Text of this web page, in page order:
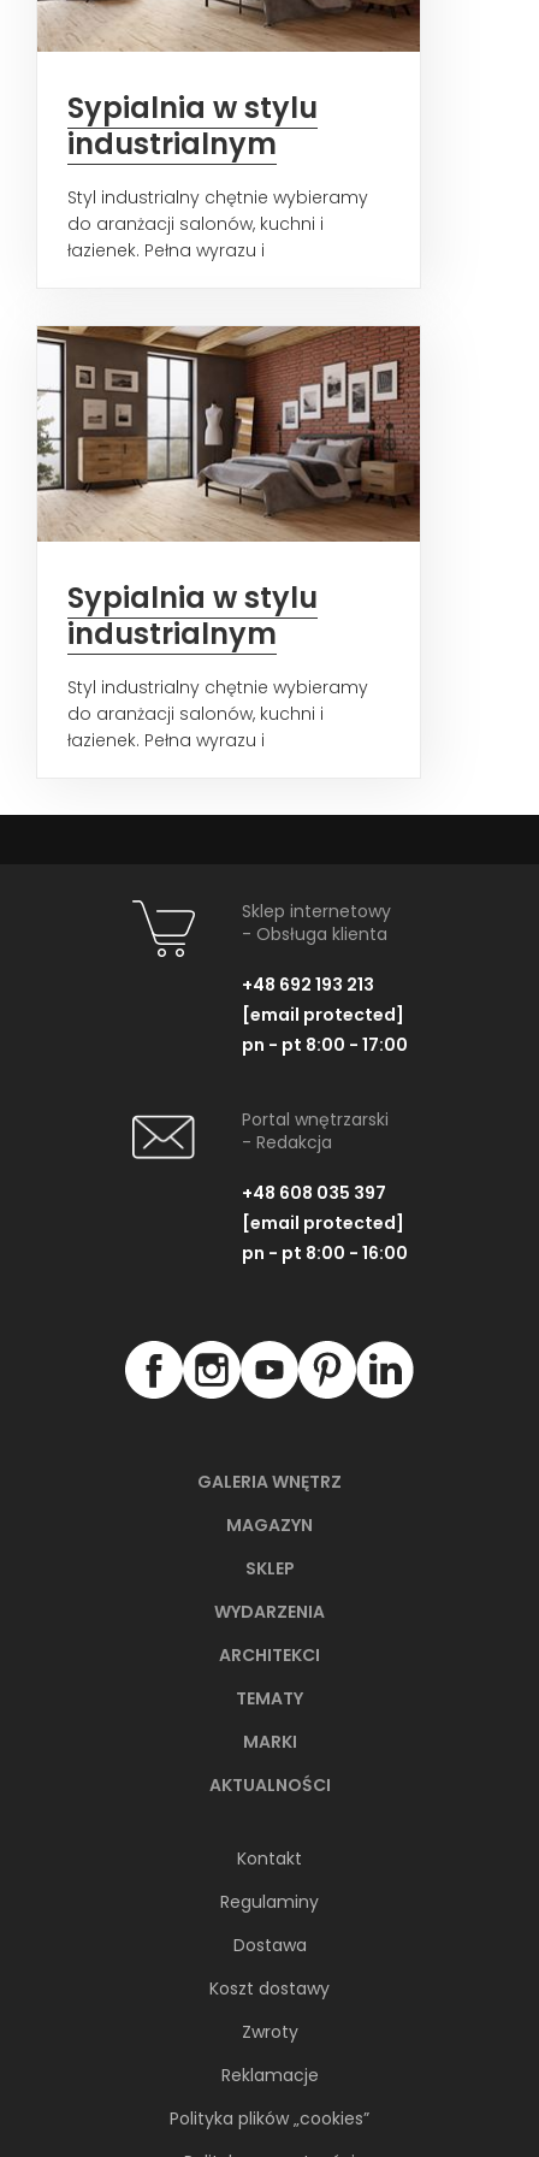
Sypialnia w stylu
industrialnym
Styl industrialny chętnie wybieramy
do aranżacji salonów, kuchni i
łazienek. Pełna wyrazu i
Sypialnia w stylu
industrialnym
Styl industrialny chętnie wybieramy
do aranżacji salonów, kuchni i
łazienek. Pełna wyrazu i
GALERIA WNĘTRZ
MAGAZYN
SKLEP
WYDARZENIA
ARCHITEKCI
TEMATY
MARKI
AKTUALNOŚCI
Kontakt
Regulaminy
Dostawa
Koszt dostawy
Zwroty
Reklamacje
Polityka plików „cookies”
Sklep internetowy
- Obsługa klienta
+48 692 193 213
[email protected]
pn - pt 8:00 - 17:00
Portal wnętrzarski
- Redakcja
+48 608 035 397
[email protected]
pn - pt 8:00 - 16:00